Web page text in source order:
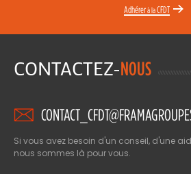
Adhérerà laCFDT
CONTACTEZ-NOUS
Si vous avez besoin d'un conseil, d'une
nous sommes là pour vous.